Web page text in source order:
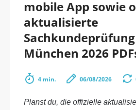
mobile App sowie
aktualisierte
München 2026
4 min. 06/08/2026
Planst du, die offizielle